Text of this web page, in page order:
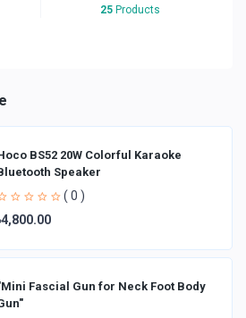
25 Products
BS52 20W Colorful Karaoke
Speaker
( 0 )
Fascial Gun for Neck Foot Body